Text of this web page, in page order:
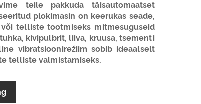
teile pakkuda täisautomaatset
plokimasin on keerukas seade,
telliste tootmiseks mitmesuguseid
kivipulbrit, liiva, kruusa, tsementi
vibratsioonirežiim sobib ideaalselt
telliste valmistamiseks.